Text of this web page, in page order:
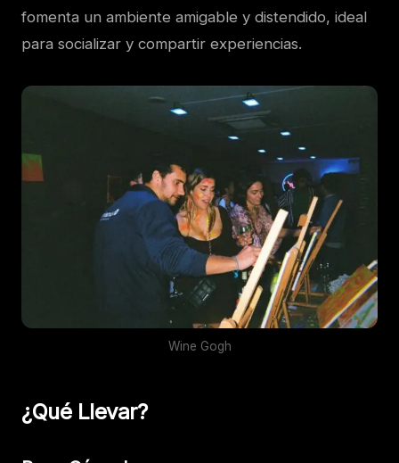
fomenta un ambiente amigable y distendido, ideal
para socializar y compartir experiencias.
Wine Gogh
¿Qué Llevar?